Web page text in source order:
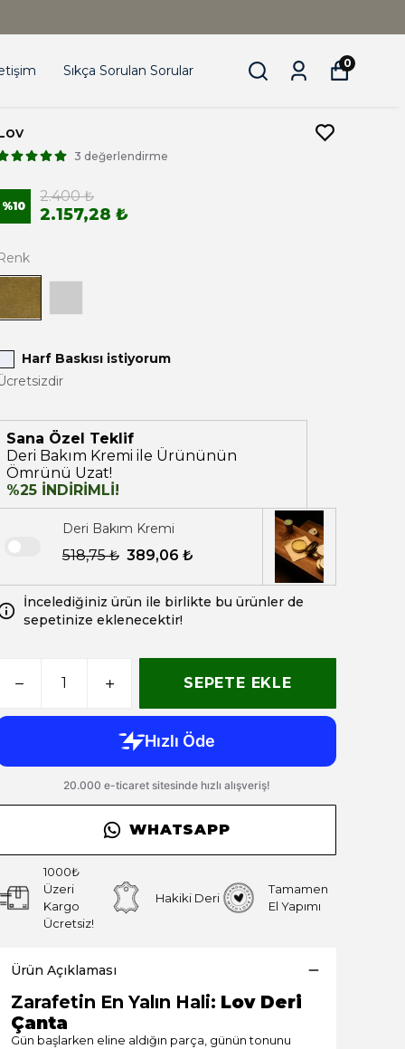
Sıkça Sorulan Sorular 0
3 değerlendirme
%10
2.400 ₺
2.157,28 ₺
Harf Baskısı istiyorum
Sana Özel Teklif
Deri Bakım Kremi ile Ürününün
Ömrünü Uzat!
%25 İNDİRİMLİ!
Deri Bakım Kremi
518,75 ₺ 389,06 ₺
İncelediğiniz ürün ile birlikte bu ürünler de
sepetinize eklenecektir!
SEPETE EKLE
WHATSAPP
1000₺
Üzeri
Kargo
Ücretsiz!
Hakiki Deri
Tamamen
El Yapımı
Ürün Açıklaması
Zarafetin En Yalın Hali: Lov Deri
Çanta
Gün başlarken eline aldığın parça, günün tonunu